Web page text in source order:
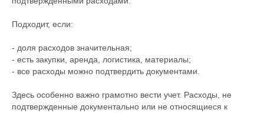
Подходит, если:
- доля расходов значительная;
- есть закупки, аренда, логистика, материалы;
- все расходы можно подтвердить документами.
Здесь особенно важно грамотно вести учет. Расходы, не
подтвержденные документально или не относящиеся к